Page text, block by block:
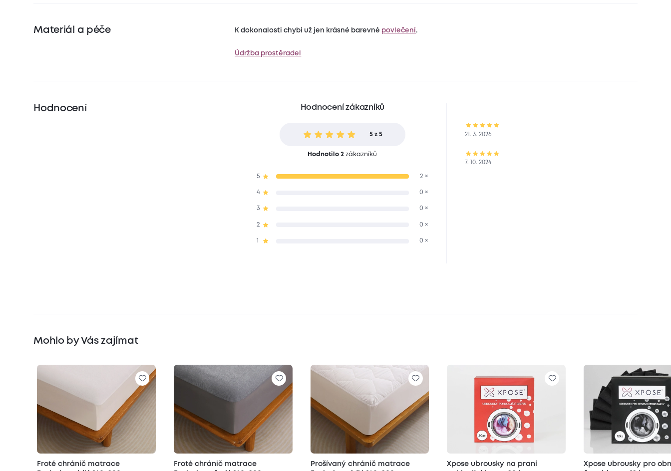
Materiál a péče K dokonalosti chybí už jen krásné barevné povlečení .
Údržba prostěradel
Hodnocení Hodnocení zákazníků
5 z 5
Hodnotilo 2 zákazníků
5 2 ×
4 0 ×
3 0 ×
2 0 ×
0 ×
21. 3. 2026
7. 10. 2024
Mohlo by Vás zajímat
Froté chránič matrace
Froté chránič matrace
Prošívaný chránič matrace
Xpose ubrousky na praní
Xpose ubrousky pro